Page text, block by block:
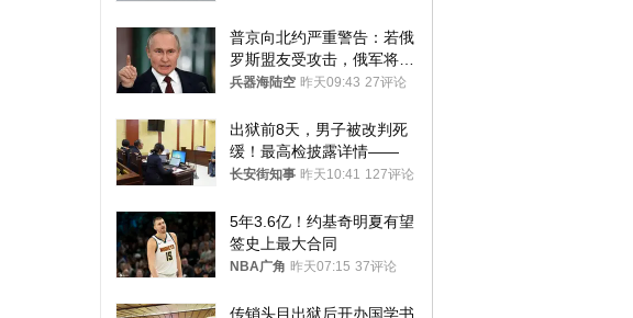
普京向北约严重警告：若俄
罗斯盟友受攻击，俄军将动
用核武器保护
兵器海陆空 昨天09:43 27评论
出狱前8天，男子被改判死
缓！最高检披露详情——
长安街知事 昨天10:41 127评论
5年3.6亿！约基奇明夏有望
签史上最大合同
NBA广角 昨天07:15 37评论
传销头目出狱后开办国学书